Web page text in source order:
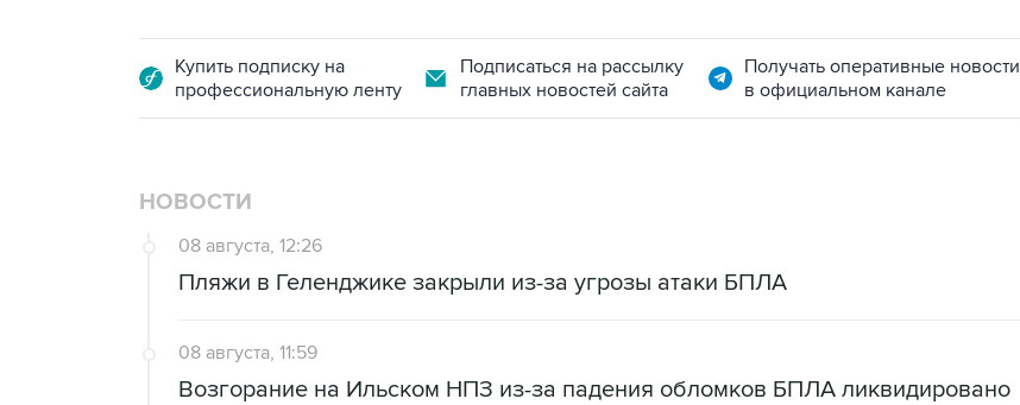
Купить подписку на
профессиональную ленту
Подписаться на рассылку
главных новостей сайта
Получать оперативные новости
в официальном канале
НОВОСТИ
08 августа, 12:26
Пляжи в Геленджике закрыли из-за угрозы атаки БПЛА
08 августа, 11:59
Возгорание на Ильском НПЗ из-за падения обломков БПЛА ликвидировано